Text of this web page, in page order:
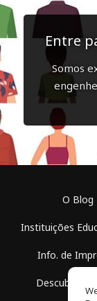
Entre
Somos
O Blog
Instituições
Info. de
Descubra